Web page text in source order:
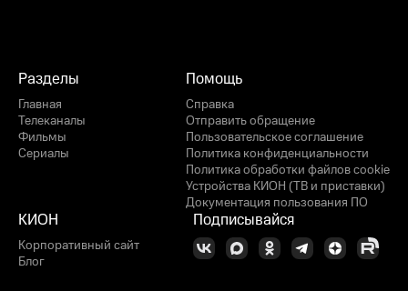
Разделы
Главная
Телеканалы
Фильмы
Сериалы
Помощь
Справка
Отправить обращение
Пользовательское соглашение
Политика конфиденциальности
Политика обработки файлов cookie
Устройства КИОН (ТВ и приставки)
Документация пользования ПО
КИОН
Корпоративный сайт
Блог
Подписывайся